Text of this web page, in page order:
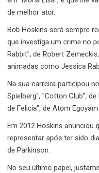
de melhor ator.
Bob Hoskins será sempre
que investiga um crime no
Rabbit", de Robert
animadas como Jessica
Na sua carreira participou
Spielberg", "Cotton Club",
de Felicia", de Atom
Em 2012 Hoskins anunciou
representar após ter sido
de Parkinson.
No seu último papel,